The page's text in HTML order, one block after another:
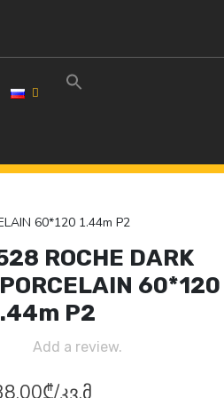
60*120 1.44m P2
ROCHE DARK
60*120
P2
Add a review.
₾/კვ.მ